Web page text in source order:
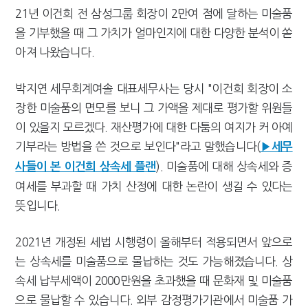
21년 이건희 전 삼성그룹 회장이 2만여 점에 달하는 미술품
을 기부했을 때 그 가치가 얼마인지에 대한 다양한 분석이 쏟
아져 나왔습니다.
박지연 세무회계여솔 대표세무사는 당시 "이건희 회장이 소
장한 미술품의 면모를 보니 그 가액을 제대로 평가할 위원들
이 있을지 모르겠다. 재산평가에 대한 다툼의 여지가 커 아예
기부라는 방법을 쓴 것으로 보인다"라고 말했습니다( ▶세무
사들이 본 이건희 상속세 플랜). 미술품에 대해 상속세와 증
여세를 부과할 때 가치 산정에 대한 논란이 생길 수 있다는
뜻입니다.
2021년 개정된 세법 시행령이 올해부터 적용되면서 앞으로
는 상속세를 미술품으로 물납하는 것도 가능해졌습니다. 상
속세 납부세액이 2000만원을 초과했을 때 문화재 및 미술품
으로 물납할 수 있습니다. 외부 감정평가기관에서 미술품 가